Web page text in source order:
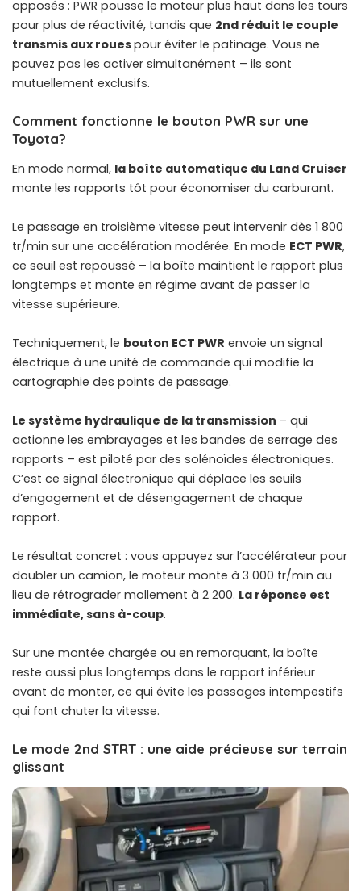
opposés : PWR pousse le moteur plus haut dans les tours
pour plus de réactivité, tandis que 2nd réduit le couple
transmis aux rouespour éviter le patinage. Vous ne
pouvez pas les activer simultanément – ils sont
mutuellement exclusifs.
Comment fonctionne le bouton PWR sur une
Toyota?
En mode normal, la boîte automatique du Land Cruiser
monte les rapports tôt pour économiser du carburant.
Le passage en troisième vitesse peut intervenir dès 1 800
tr/min sur une accélération modérée. En mode ECT PWR,
ce seuil est repoussé – la boîte maintient le rapport plus
longtemps et monte en régime avant de passer la
vitesse supérieure.
Techniquement, le bouton ECT PWR envoie un signal
électrique à une unité de commande qui modifie la
cartographie des points de passage.
Le système hydraulique de la transmission – qui
actionne les embrayages et les bandes de serrage des
rapports – est piloté par des solénoïdes électroniques.
C’est ce signal électronique qui déplace les seuils
d’engagement et de désengagement de chaque
rapport.
Le résultat concret : vous appuyez sur l’accélérateur pour
doubler un camion, le moteur monte à 3 000 tr/min au
lieu de rétrograder mollement à 2 200. La réponse est
immédiate, sans à-coup.
Sur une montée chargée ou en remorquant, la boîte
reste aussi plus longtemps dans le rapport inférieur
avant de monter, ce qui évite les passages intempestifs
qui font chuter la vitesse.
Le mode 2nd STRT : une aide précieuse sur terrain
glissant